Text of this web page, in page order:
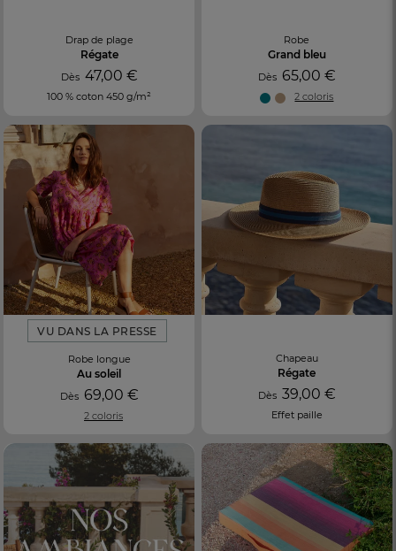
Drap de plage
Régate
Dès 47,00 €
100 % coton 450 g/m²
Robe
Grand bleu
Dès 65,00 €
2 coloris
VU DANS LA PRESSE
Robe longue
Au soleil
Dès 69,00 €
2 coloris
Chapeau
Régate
Dès 39,00 €
Effet paille